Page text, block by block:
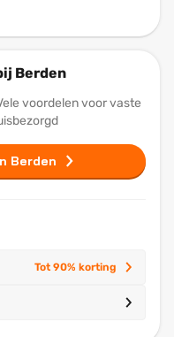
Berden
voordelen voor vaste
Berden
Tot 90% korting